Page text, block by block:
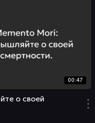
00:47
о своей